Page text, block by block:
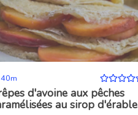
d'avoine aux pêches
au sirop d'érable